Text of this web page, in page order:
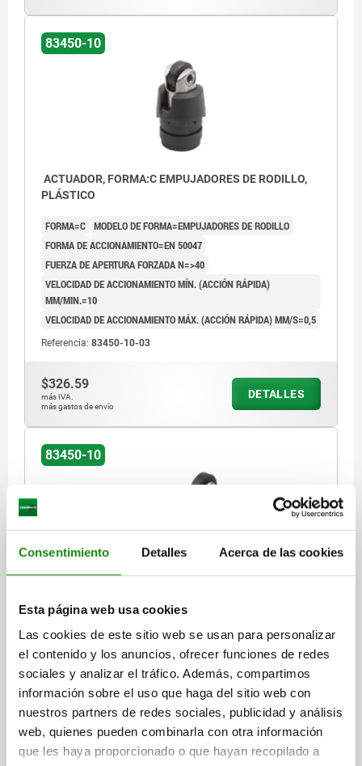
Consentimiento Detalles Acerca de las cookies
Esta página web usa cookies
Las cookies de este sitio web se usan para personalizar
el contenido y los anuncios, ofrecer funciones de redes
sociales y analizar el tráfico. Además, compartimos
información sobre el uso que haga del sitio web con
nuestros partners de redes sociales, publicidad y análisis
web, quienes pueden combinarla con otra información
que les haya proporcionado o que hayan recopilado a
83450-10
ACTUADOR, FORMA:C EMPUJADORES DE RODILLO,
PLÁSTICO
FORMA=C MODELO DE FORMA=EMPUJADORES DE RODILLO
FORMA DE ACCIONAMIENTO=EN 50047
FUERZA DE APERTURA FORZADA N=>40
VELOCIDAD DE ACCIONAMIENTO MÍN. (ACCIÓN RÁPIDA)
MM/MIN.=10
VELOCIDAD DE ACCIONAMIENTO MÁX. (ACCIÓN RÁPIDA) MM/S=0,5
Referencia: 83450-10-03
$326.59
más IVA.
más gastos de envío
DETALLES
83450-10
PLÁSTICO
FORMA=A MODELO DE FORMA=PALANCAS BASCULANTES
FORMA DE ACCIONAMIENTO=EN 50047
FUERZA DE APERTURA FORZADA N=>40
VELOCIDAD DE ACCIONAMIENTO MÍN. (ACCIÓN RÁPIDA)
MM/MIN.=10
VELOCIDAD DE ACCIONAMIENTO MÁX. (ACCIÓN RÁPIDA) MM/S=1
POSICIONAMIENTO DE LA PALANCA=AJUSTABLE EN PASOS DE 15°